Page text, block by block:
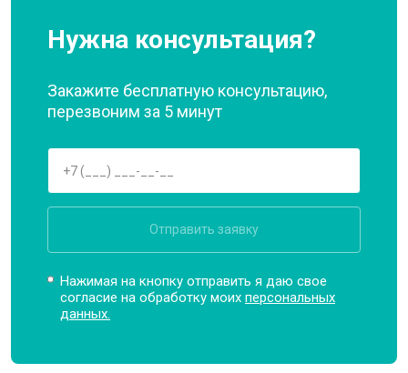
Нужна консультация?
Закажите бесплатную консультацию,
перезвоним за 5 минут
Отправить заявку
Нажимая на кнопку отправить я даю свое
согласие на обработку моихперсональных
данных.